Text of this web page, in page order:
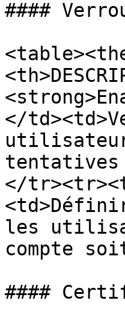
####
</
tentatives
</
les
compte
####